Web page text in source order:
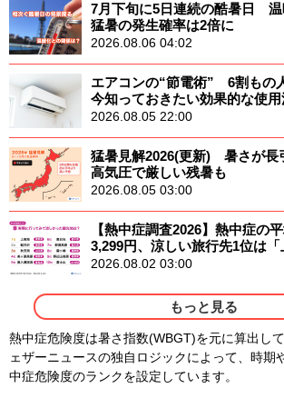
7月下旬に5日連続の酷暑日 温
猛暑の発生確率は2倍に
2026.08.06 04:02
エアコンの“節電術” 6割もの
今知っておきたい効果的な使用
2026.08.05 22:00
猛暑見解2026(更新) 暑さが長
高気圧で厳しい残暑も
2026.08.05 03:00
【熱中症調査2026】熱中症の
3,299円、涼しい旅行先1位は「
2026.08.02 03:00
もっと見る
熱中症危険度は暑さ指数(WBGT)を元に算出し
ェザーニュースの独自ロジックによって、時期
中症危険度のランクを設定しています。